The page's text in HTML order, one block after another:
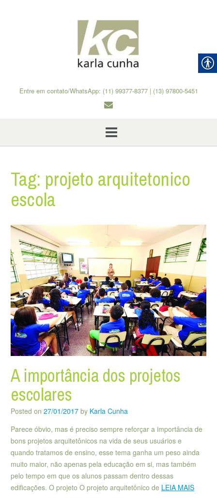
Entre em contato/WhatsApp: (11) 99377-8377 | (13) 97800-5451
Tag: projeto arquitetonico
escola
A importância dos projetos
escolares
Posted on 27/01/2017 by Karla Cunha
Parece óbvio, mas é preciso sempre reforçar a importância de
bons projetos arquitetônicos na vida de seus usuários e
quando tratamos de ensino, esse tema ganha um peso ainda
muito maior, não apenas pela educação em si, mas também
pelo tempo em que os alunos passam dentro dessas
edificações. O projeto O projeto arquitetônico de LEIA MAIS